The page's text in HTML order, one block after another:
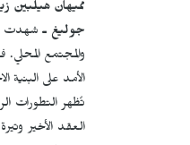
مميهان هيلبين
جوليغ ـ شهدت
والمجتمع
الأمد على البنية
تُظهر التطورات
العقد الأخير